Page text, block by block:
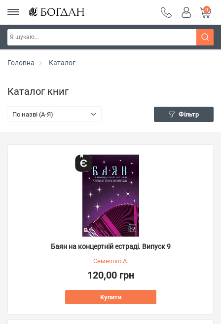
0
Головна Каталог
Каталог книг
По назві (A-Я) Фільтр
Баян на концертній естраді. Випуск 9
Семешко А.
120,00 грн
Купити